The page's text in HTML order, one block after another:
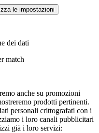
le impostazioni
dei dati
match
anche su promozioni
prodotti pertinenti.
personali crittografati con i
i loro canali pubblicitari
già i loro servizi: